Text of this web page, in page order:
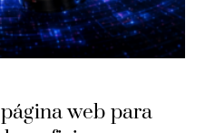
web para